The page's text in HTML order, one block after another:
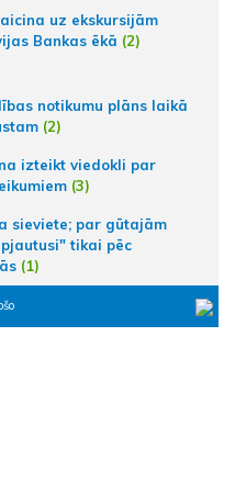
uz ekskursijām
Bankas ēkā (2)
notikumu plāns laikā
(2)
izteikt viedokli par
(3)
sieviete; par gūtajām
tikai pēc
(1)